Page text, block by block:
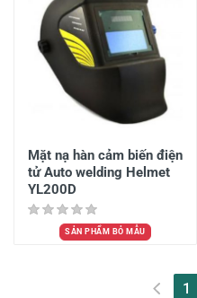
Mặt nạ hàn cảm biến điện
tử Auto welding Helmet
YL200D
SẢN PHẨM BỎ MẪU
1